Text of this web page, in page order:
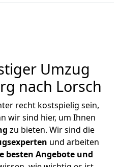
Umzug
nach Lorsch
recht kostspielig sein,
wir sind hier, um Ihnen
zu bieten. Wir sind die
und arbeiten
besten Angebote und